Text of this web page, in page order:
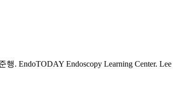
. EndoTODAY Endoscopy Learning Center. Lee